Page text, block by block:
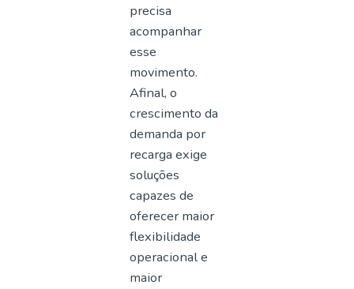
precisa
acompanhar
esse
movimento.
Afinal, o
crescimento da
demanda por
recarga exige
soluções
capazes de
oferecer maior
flexibilidade
operacional e
maior